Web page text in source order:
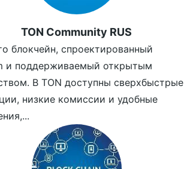
TON Community RUS
блокчейн, спроектированный
и поддерживаемый открытым
В TON доступны сверхбыстрые
низкие комиссии и удобные